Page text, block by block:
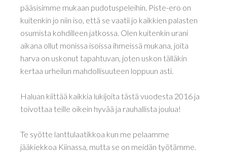
pääsisimme mukaan pudotuspeleihin. Piste-ero on
kuitenkin jo niin iso, että se vaatii jo kaikkien palasten
osumista kohdilleen jatkossa. Olen kuitenkin urani
aikana ollut monissa isoissa ihmeissä mukana, joita
harva on uskonut tapahtuvan, joten uskon tälläkin
kertaa urheilun mahdollisuuteen loppuun asti.
Haluan kiittää kaikkia lukijoita tästä vuodesta 2016 ja
toivottaa teille oikein hyvää ja rauhallista joulua!
Te syötte lanttulaatikkoa kun me pelaamme
jääkiekkoa Kiinassa, mutta se on meidän työtämme.